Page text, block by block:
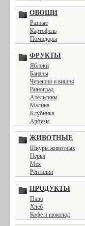
ОВОЩИ
Разные
Картофель
Помидоры
ФРУКТЫ
Яблоки
Бананы
Черешня и вишня
Виноград
Апельсины
Малина
Клубника
Арбузы
ЖИВОТНЫЕ
Шкуры животных
Перья
Мех
Рептилии
ПРОДУКТЫ
Пиво
Хлеб
Кофе и шоколад